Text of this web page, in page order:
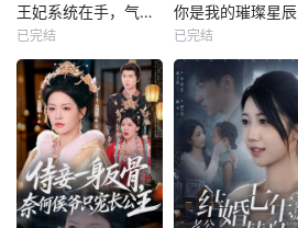
王妃系统在手，气的王爷发抖
已完结
你是我的璀璨星辰
已完结